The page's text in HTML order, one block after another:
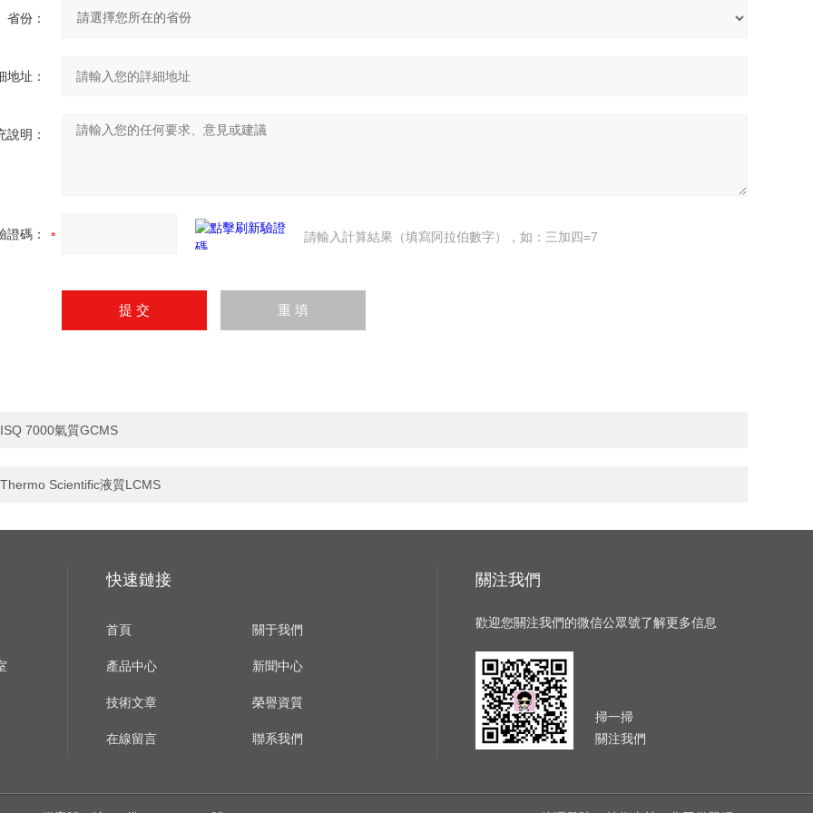
省份：
地址：
說明：
證碼： 請輸入計算結果（填寫阿拉伯數字），如：三加四=7
ISQ 7000氣質GCMS
Thermo Scientific液質LCMS
快速鏈接
首頁 關于我們
產品中心 新聞中心
技術文章 榮譽資質
在線留言 聯系我們
關注我們
歡迎您關注我們的微信公眾號了解更多信息
掃一掃
關注我們